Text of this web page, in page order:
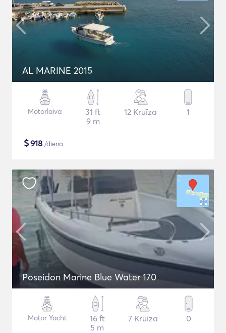
AL MARINE 2015
Motorlaiva
31 ft
9 m
12 Kruīza 1
$918 /diena
Poseidon Marine Blue Water 170
Motor Yacht
16 ft
5 m
7 Kruīza 0